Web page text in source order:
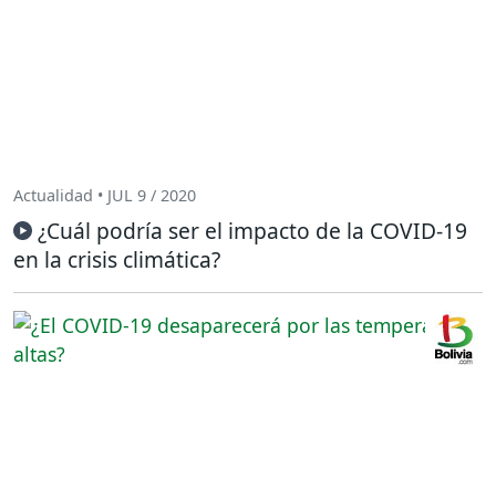
Actualidad • JUL 9 / 2020
¿Cuál podría ser el impacto de la COVID-19
en la crisis climática?